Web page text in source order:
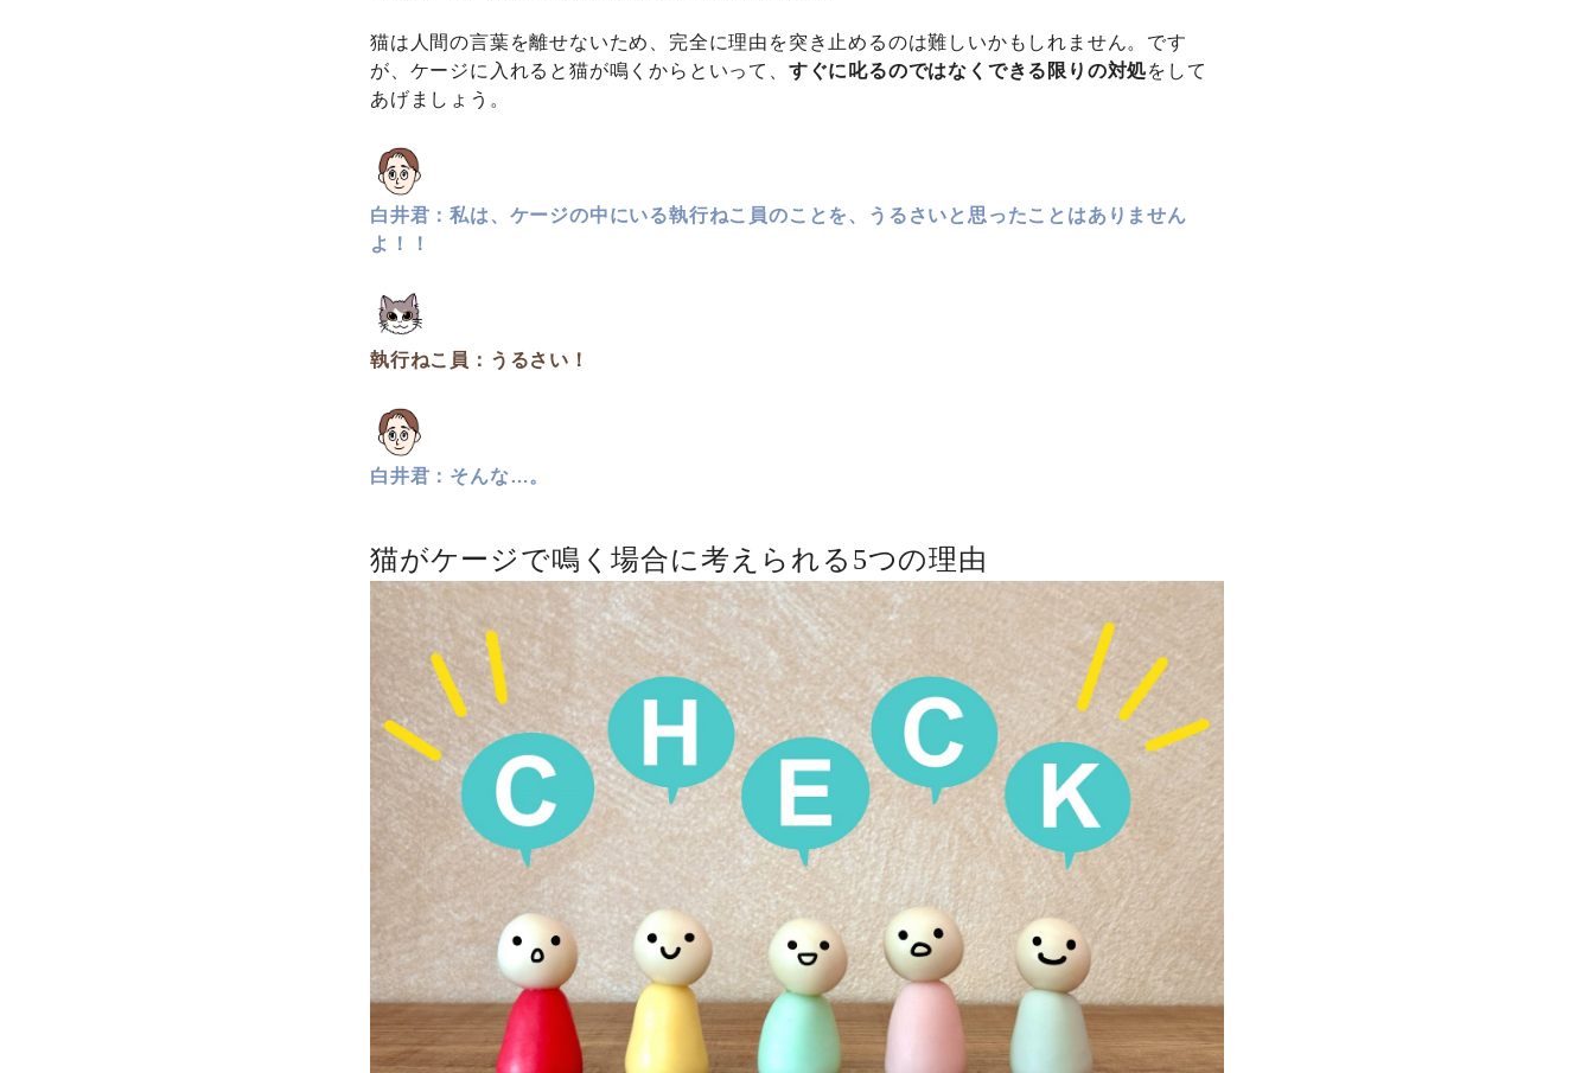
猫は人間の言葉を離せないため、完全に理由を突き止めるのは難しいかもしれません。です
が、ケージに入れると猫が鳴くからといって、 すぐに叱るのではなくできる限りの対処をして
あげましょう。
白井君：私は、ケージの中にいる執行ねこ員のことを、うるさいと思ったことはありません
よ！！
執行ねこ員：うるさい！
白井君：そんな…。
猫がケージで鳴く場合に考えられる5つの理由